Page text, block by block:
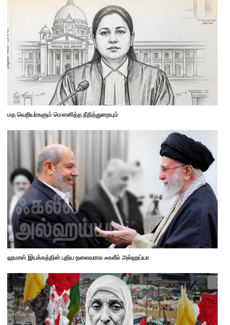
மத வெறியர்களும் மௌனித்த நீதித்துறையும்
ஹமாஸ் இயக்கத்தின் புதிய தலைவராக ஃகலீல் அல்ஹய்யா